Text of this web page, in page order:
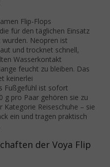
Flip-Flops
für den täglichen Einsatz
Neopren ist
und trocknet schnell,
Wasserkontakt
feucht zu bleiben. Das
keinerlei
Fußgefühl ist sofort
g pro Paar gehören sie zu
Reiseschuhe – sie
ein und tragen praktisch
der Voya Flip